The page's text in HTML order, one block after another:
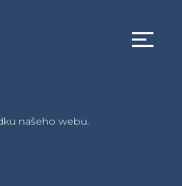
našeho webu.